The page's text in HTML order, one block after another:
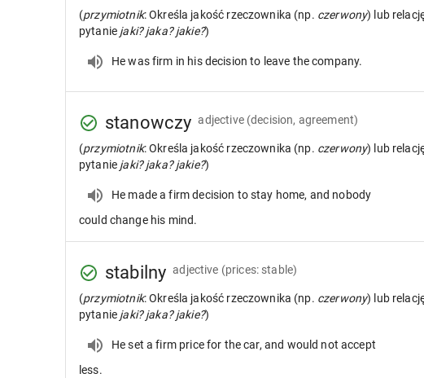
(przymiotnik: Określa jakość rzeczownika (np. czerwony) lub
pytanie jaki? jaka? jakie?)
He was firm in his decision to leave the company.
stanowczy adjective (decision, agreement)
(przymiotnik: Określa jakość rzeczownika (np. czerwony) lub
pytanie jaki? jaka? jakie?)
He made a firm decision to stay home, and nobody
could change his mind.
stabilny adjective (prices: stable)
(przymiotnik: Określa jakość rzeczownika (np. czerwony) lub
pytanie jaki? jaka? jakie?)
He set a firm price for the car, and would not accept
less.